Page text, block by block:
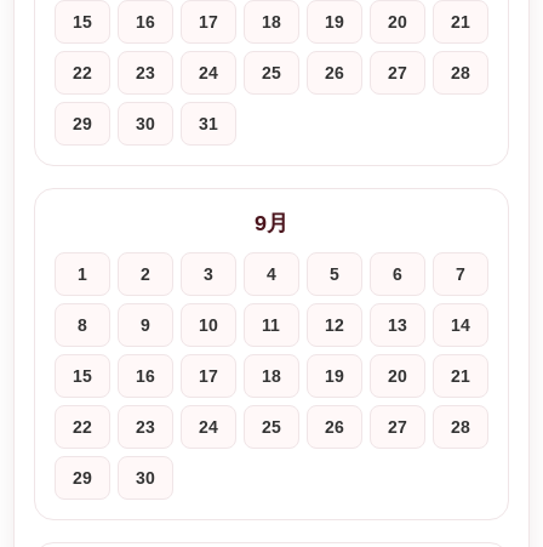
15 16 17 18 19 20 21
22 23 24 25 26 27 28
29 30 31
9月
1 2 3 4 5 6 7
8 9 10 11 12 13 14
15 16 17 18 19 20 21
22 23 24 25 26 27 28
29 30